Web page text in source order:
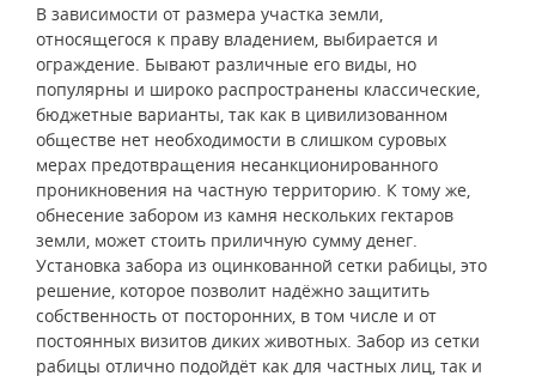
В зависимости от размера участка земли,
относящегося к праву владением, выбирается и
ограждение. Бывают различные его виды, но
популярны и широко распространены классические,
бюджетные варианты, так как в цивилизованном
обществе нет необходимости в слишком суровых
мерах предотвращения несанкционированного
проникновения на частную территорию. К тому же,
обнесение забором из камня нескольких гектаров
земли, может стоить приличную сумму денег.
Установка забора из оцинкованной сетки рабицы, это
решение, которое позволит надёжно защитить
собственность от посторонних, в том числе и от
постоянных визитов диких животных. Забор из сетки
рабицы отлично подойдёт как для частных лиц, так и